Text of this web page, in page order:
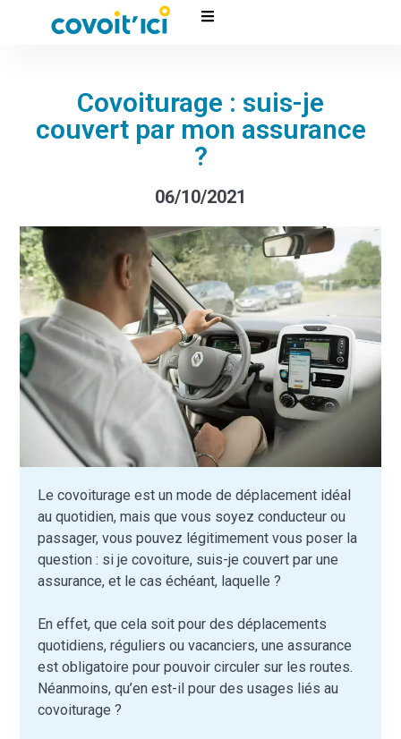
Covoiturage : suis-je
couvert par mon assurance
?
06/10/2021
Le covoiturage est un mode de déplacement idéal
au quotidien, mais que vous soyez conducteur ou
passager, vous pouvez légitimement vous poser la
question : si je covoiture, suis-je couvert par une
assurance, et le cas échéant, laquelle ?
En effet, que cela soit pour des déplacements
quotidiens, réguliers ou vacanciers, une assurance
est obligatoire pour pouvoir circuler sur les routes.
Néanmoins, qu’en est-il pour des usages liés au
covoiturage ?